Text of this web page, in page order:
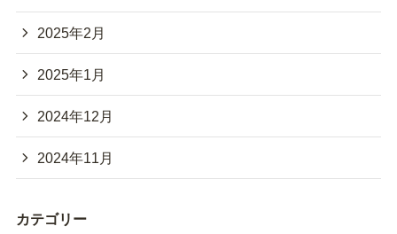
2025年2月
2025年1月
2024年12月
2024年11月
カテゴリー